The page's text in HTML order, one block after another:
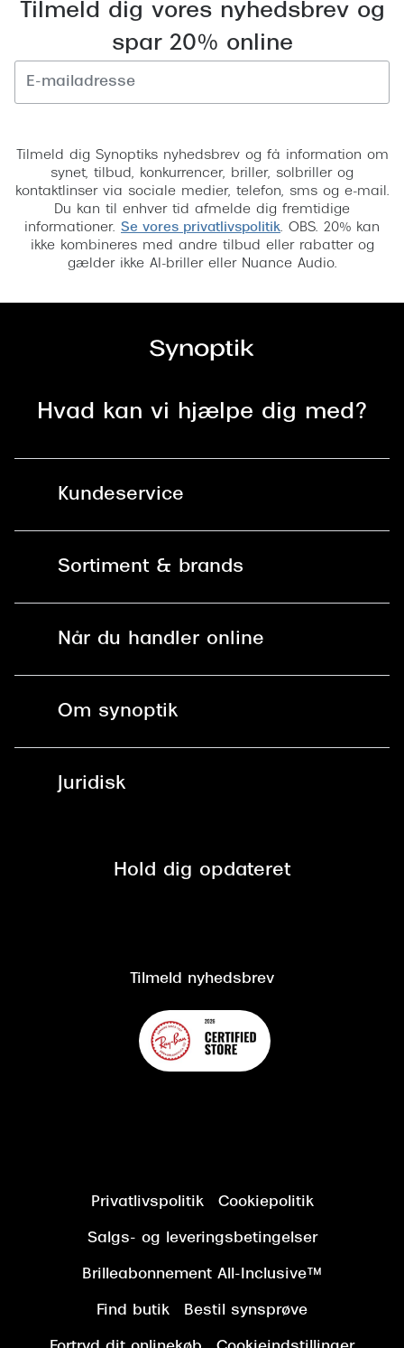
Tilmeld dig vores nyhedsbrev og
spar 20% online
Tilmeld dig Synoptiks nyhedsbrev og få information om
synet, tilbud, konkurrencer, briller, solbriller og
kontaktlinser via sociale medier, telefon, sms og e-mail.
Du kan til enhver tid afmelde dig fremtidige
informationer. Se vores privatlivspolitik. OBS. 20% kan
ikke kombineres med andre tilbud eller rabatter og
gælder ikke AI-briller eller Nuance Audio.
Hvad kan vi hjælpe dig med?
Kundeservice
Spørgsmål & svar (FAQ)
Brilleabonnement All-Inclusive™
Sortiment & brands
Brillerens
Når du handler online
Spørgsmål & svar (FAQ)
Om synoptik
Juridisk
Cookiepolitik
Hold dig opdateret
Tilmeld nyhedsbrev
Privatlivspolitik Cookiepolitik
Salgs- og leveringsbetingelser
Brilleabonnement All-Inclusive™
Find butik Bestil synsprøve